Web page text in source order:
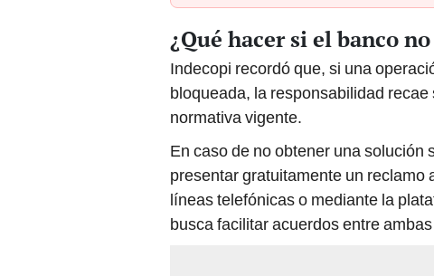
¿Qué hacer si el banco
Indecopi recordó que, si una
bloqueada, la responsabilidad
normativa vigente.
En caso de no obtener una
presentar gratuitamente un reclamo
líneas telefónicas o mediante la
busca facilitar acuerdos entre